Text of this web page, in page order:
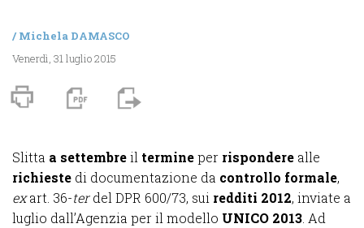
/Michela DAMASCO
Venerdì, 31 luglio 2015
Slitta a settembreil termineper rispondere alle
richieste di documentazione da controllo formale,
exart. 36-terdel DPR 600/73, sui redditi 2012, inviate a
luglio dall’Agenzia per il modello UNICO 2013 . Ad